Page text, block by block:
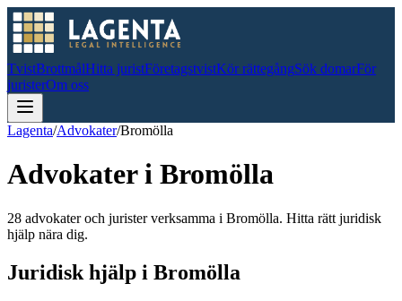
TvistBrottmålHitta juristFöretagstvistKör rättegångSök domarFör
juristerOm oss
Lagenta/Advokater/Bromölla
Advokater i Bromölla
28 advokater och jurister verksamma i Bromölla. Hitta rätt juridisk
hjälp nära dig.
Juridisk hjälp i Bromölla